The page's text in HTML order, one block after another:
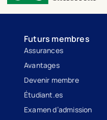
Futurs membres
Assurances
Avantages
Devenir membre
Étudiant.es
Examen d’admission